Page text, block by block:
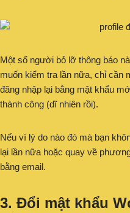
Một số người bỏ lỡ thông báo
muốn kiểm tra lần nữa, chỉ cần
đăng nhập lại bằng mật khẩu
thành công (dĩ nhiên rồi).
Nếu vì lý do nào đó mà bạn
lại lần nữa hoặc quay về
bằng email.
3. Đổi mật khẩu